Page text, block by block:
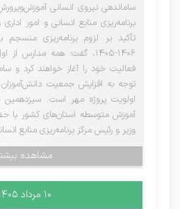
ساماندهی نیروی انسانی
برنامه‌ریزی منابع انسانی و امور
تأکید بر لزوم برنامه‌ریزی
۱۴۰۶-۱۴۰۵، گفت: همه
فعالیت خود را آغاز خواهند کرد و
توجه به افزایش جمعیت
اولویت پروژه مهر است. سیزدهمین
آموزش متوسطه استان‌های کشور با
وزیر و رئیس مرکز برنامه‌ریزی منابع
مشاهده
۱۰ مرداد ۱۴۰۵